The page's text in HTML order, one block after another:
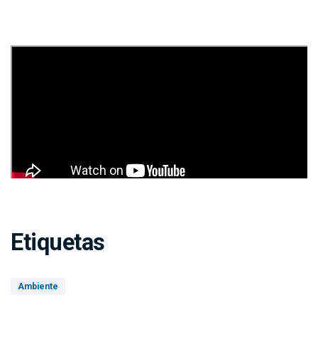
Etiquetas
Ambiente